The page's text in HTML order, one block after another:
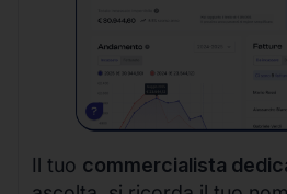
Il tuo commercialista